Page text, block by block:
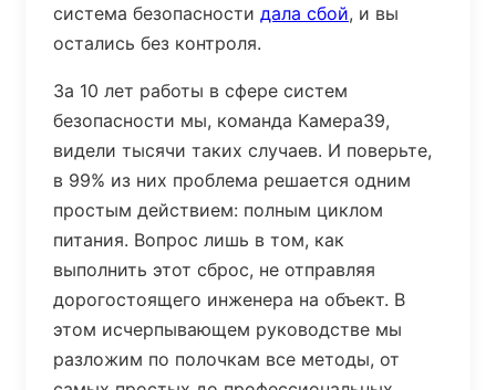
система безопасности дала сбой, и вы
остались без контроля.
За 10 лет работы в сфере систем
безопасности мы, команда Камера39,
видели тысячи таких случаев. И поверьте,
в 99% из них проблема решается одним
простым действием: полным циклом
питания. Вопрос лишь в том, как
выполнить этот сброс, не отправляя
дорогостоящего инженера на объект. В
этом исчерпывающем руководстве мы
разложим по полочкам все методы, от